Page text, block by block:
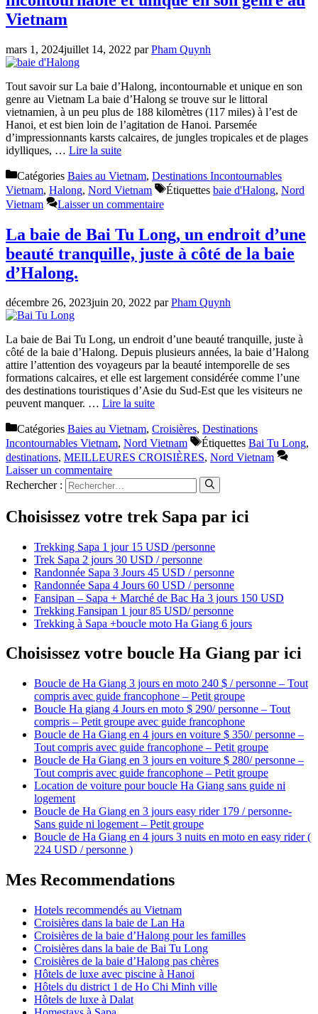
Vietnam
mars 1, 2024juillet 14, 2022 parPham Quynh
Tout savoir sur La baie d’Halong, incontournable et unique en son
genre au Vietnam La baie d’Halong se trouve sur le littoral
vietnamien, à un peu plus de 188 kilomètres (117 miles) à l’est de
Hanoi, et est bien loin de l’agitation de Hanoi. Parsemée
d’impressionnants karsts calcaires, de jungles tropicales et de plages
idylliques, … Lire la suite
Catégories Baies au Vietnam, Destinations Incontournables
Vietnam, Halong, Nord Vietnam Étiquettes baie d'Halong, Nord
Vietnam
Laisser un commentaire
La baie de Bai Tu Long, un endroit d’une
beauté tranquille, juste à côté de la baie
d’Halong.
décembre 26, 2023juin 20, 2022 parPham Quynh
La baie de Bai Tu Long, un endroit d’une beauté tranquille, juste à
côté de la baie d’Halong. Depuis plusieurs années, la baie d’Halong
attire l’attention des voyageurs par la beauté intemporelle de ses
formations calcaires, et elle est largement considérée comme l’une
des destinations touristiques d’Asie du Sud-Est que les visiteurs ne
peuvent manquer. … Lire la suite
Catégories Baies au Vietnam, Croisières, Destinations
Incontournables Vietnam, Nord Vietnam Étiquettes Bai Tu Long,
destinations, MEILLEURES CROISIÈRES, Nord Vietnam
Laisser un commentaire
Rechercher :
Choisissez votre trek Sapa par ici
Trekking Sapa 1 jour 15 USD /personne
Trek Sapa 2 jours 30 USD / personne
Randonnée Sapa 3 Jours 45 USD / personne
Randonnée Sapa 4 Jours 60 USD / personne
Fansipan – Sapa + Marché de Bac Ha 3 jours 150 USD
Trekking Fansipan 1 jour 85 USD/ personne
Trekking à Sapa +boucle moto Ha Giang 6 jours
Choisissez votre boucle Ha Giang par ici
Boucle de Ha Giang 3 jours en moto 240 $ / personne – Tout
compris avec guide francophone – Petit groupe
Boucle Ha giang 4 Jours en moto $ 290/ personne – Tout
compris – Petit groupe avec guide francophone
Boucle de Ha Giang en 4 jours en voiture $ 350/ personne –
Tout compris avec guide francophone – Petit groupe
Boucle de Ha Giang en 3 jours en voiture $ 280/ personne –
Tout compris avec guide francophone – Petit groupe
Location de voiture pour boucle Ha Giang sans guide ni
logement
Boucle de Ha Giang en 3 jours easy rider 179 / personne-
Sans guide ni logement – Petit groupe
Boucle de Ha Giang en 4 jours 3 nuits en moto en easy rider (
224 USD / personne )
Mes Recommendations
Hotels recommendés au Vietnam
Croisières dans la baie de Lan Ha
Croisières de la baie d’Halong pour les familles
Croisières dans la baie de Bai Tu Long
Croisières de la baie d’Halong pas chères
Hôtels de luxe avec piscine à Hanoi
Hôtels du district 1 de Ho Chi Minh ville
Hôtels de luxe à Dalat